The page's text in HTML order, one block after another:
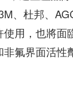
、杜邦、
用，也將
氟界面活性